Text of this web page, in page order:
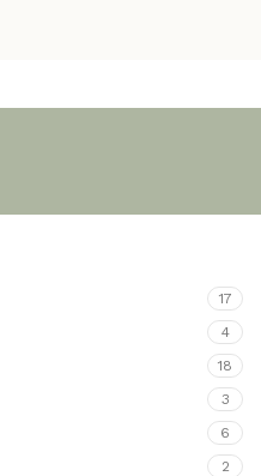
17
4
18
3
6
2